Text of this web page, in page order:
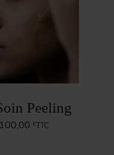
Peeling
100,00 €TTC